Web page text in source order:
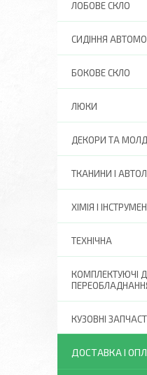
ЛОБОВЕ СКЛО
СИДІННЯ
БОКОВЕ СКЛО
ЛЮКИ
ДЕКОРИ ТА
ТКАНИНИ І
ХІМІЯ І
ТЕХНІЧНА
КОМПЛЕКТУЮЧІ
КУЗОВНІ
ДОСТАВКА І